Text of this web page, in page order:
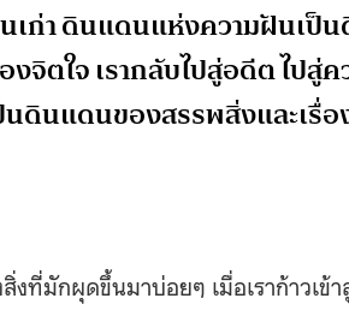
เก่า ดินแดนแห่งความฝันเป็
งจิตใจ เรากลับไปสู่อดีต ไปสู่
ดินแดนของสรรพสิ่งและเรื่
งที่มักผุดขึ้นมาบ่อยๆ เมื่อเราก้าวเ